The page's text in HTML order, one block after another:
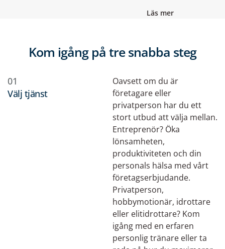
Läs mer
Kom igång på tre snabba steg
01
Välj tjänst
Oavsett om du är
företagare eller
privatperson har du ett
stort utbud att välja mellan.
Entreprenör? Öka
lönsamheten,
produktiviteten och din
personals hälsa med vårt
företagserbjudande.
Privatperson,
hobbymotionär, idrottare
eller elitidrottare? Kom
igång med en erfaren
personlig tränare eller ta